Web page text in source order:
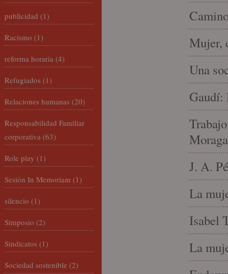
Mujer,
Una
Gaudí:
J. A.
La
Isabel
La
publicidad (1)
Racismo (1)
reforma horaria (4)
Refugiados (1)
Relaciones humanas (20)
Responsabilidad Familiar
corporativa (63)
Role play (1)
Sesión In Memoriam (1)
silencio (1)
Simposio (2)
Sindicatos (1)
Sociedad sostenible (2)